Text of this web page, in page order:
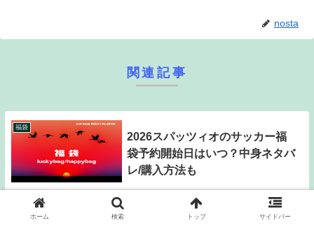
nosta
関連記事
福袋
2026スパッツィオのサッカー福
袋予約開始日はいつ？中身ネタバ
レ/購入方法も
最近はお正月といってもあんまりお正月っぽさを感じられなくなってい
る日本ですが、それでもやっぱり楽しみなのが、おせち料理？初詣？初
売り！福袋!! そう、福袋といっても最近のものは11月頃から早々に予約
ホーム 検索 トップ サイドバー